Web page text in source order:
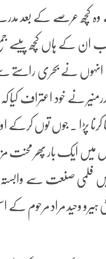
کچھ عرصے کے بعد
کے ہاں کچھ پیسے جمع
انہوں نے بحری
نے خود اعتراف
پڑا ۔ جوں توں کرکے
میں ایک بار پھر محنت
فلمی صنعت سے وابستہ
ہیرو وحید مراد مرحوم